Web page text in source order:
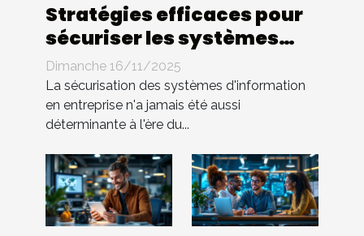
Stratégies efficaces pour
sécuriser les systèmes
d'information en
entreprise
Dimanche 16/11/2025
La sécurisation des systèmes d'information
en entreprise n'a jamais été aussi
déterminante à l'ère du...